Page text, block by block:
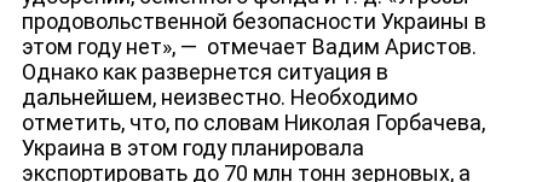
продовольственной безопасности Украины в
этом году нет», — отмечает Вадим Аристов.
Однако как развернется ситуация в
дальнейшем, неизвестно. Необходимо
отметить, что, по словам Николая Горбачева,
Украина в этом году планировала
экспортировать до 70 млн тонн зерновых, а